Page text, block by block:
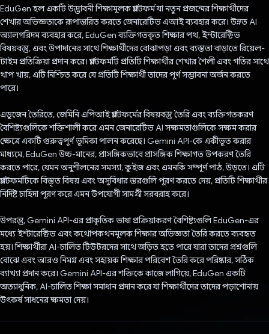
EduGen হল একটি উদ্ভাবনী শিক্ষামূলক প্ল্যাটফর্ম যা নতুন প্রজন্মের শিক্ষার্থীদের
শেখার অভিজ্ঞতাকে রূপান্তরিত করতে জেনারেটিভ এআই ব্যবহার করে। উন্নত AI
অ্যালগরিদম ব্যবহার করে, EduGen ব্যক্তিগতকৃত শিক্ষার পথ, ইন্টারেক্টিভ
বিষয়বস্তু, এবং উপাদানের সাথে শিক্ষার্থীদের বোঝাপড়া এবং ব্যস্ততা বাড়াতে রিয়েল-
টাইম প্রতিক্রিয়া প্রদান করে। প্ল্যাটফর্মটি প্রতিটি শিক্ষার্থীর শেখার শৈলী এবং গতির সাথে
খাপ খায়, এটি নিশ্চিত করে যে প্রতিটি শিক্ষার্থী তাদের পূর্ণ সম্ভাবনা অর্জন করতে
পারে।
এডুজেন তৈরিতে, জেমিনি এপিআই প্ল্যাটফর্মের বিষয়বস্তু তৈরি এবং ব্যক্তিগতকরণ
বৈশিষ্ট্যগুলিকে শক্তিশালী করে এমন জেনারেটিভ AI সক্ষমতাগুলিকে সক্ষম করার
ক্ষেত্রে একটি গুরুত্বপূর্ণ ভূমিকা পালন করেছে। Gemini API-কে একীভূত করার
মাধ্যমে, EduGen উচ্চ-মানের, প্রাসঙ্গিকভাবে প্রাসঙ্গিক শিক্ষাগত উপকরণ তৈরি
করতে পারে, যেমন অনুশীলনের সমস্যা, কুইজ এবং এমনকি সম্পূর্ণ পাঠ, উড়তে। এটি
প্ল্যাটফর্মটিকে বিস্তৃত বিষয় এবং অসুবিধার স্তরগুলি পূরণ করতে দেয়, প্রতিটি শিক্ষার্থীর
নির্দিষ্ট চাহিদা পূরণ করে এমন উপযোগী সামগ্রী সরবরাহ করে।
উপরন্তু, Gemini API-এর প্রাকৃতিক ভাষা প্রক্রিয়াকরণ বৈশিষ্ট্যগুলি EduGen-এর
মধ্যে ইন্টারেক্টিভ এবং কথোপকথনমূলক শিক্ষার অভিজ্ঞতা তৈরি করতে ব্যবহৃত
হয়। শিক্ষার্থীরা AI-চালিত টিউটরদের সাথে জড়িত হতে পারে যারা তাদের প্রশ্নগুলি
বোঝে এবং আরও নিমগ্ন এবং সহায়ক শিক্ষার পরিবেশ তৈরি করে পরিষ্কার, সঠিক
ব্যাখ্যা প্রদান করে। Gemini API-এর শক্তিকে কাজে লাগিয়ে, EduGen একটি
অত্যাধুনিক, AI-চালিত শিক্ষা সমাধান প্রদান করে যা শিক্ষার্থীদের তাদের পড়াশোনায়
উৎকর্ষ সাধনের ক্ষমতা দেয়।